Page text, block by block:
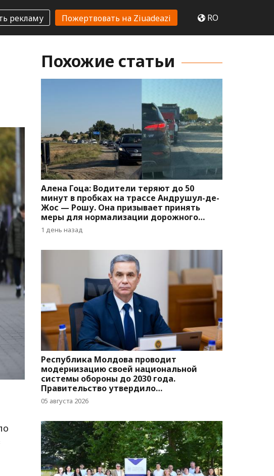
рекламу Пожертвовать на Ziuadeazi RO
Похожие статьи
Алена Гоца: Водители теряют до 50
минут в пробках на трассе Андрушул-де-
Жос — Рошу. Она призывает принять
меры для нормализации дорожного
движения
1 день назад
Республика Молдова проводит
модернизацию своей национальной
системы обороны до 2030 года.
Правительство утвердило
соответствующую программу
05 августа 2026